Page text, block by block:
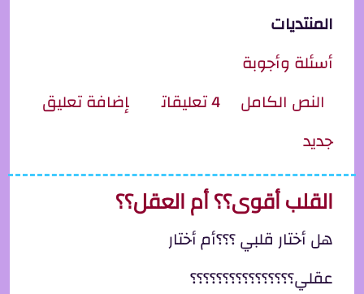
المنتديات
أسئلة وأجوبة
النص الكامل ِل سؤال للجميع...
4 تعليقات
إضافة تعليق
جديد
القلب أقوى؟؟ أم العقل؟؟
هل أختار قلبي ؟؟؟أم أختار
عقلي؟؟؟؟؟؟؟؟؟؟؟؟؟؟؟؟